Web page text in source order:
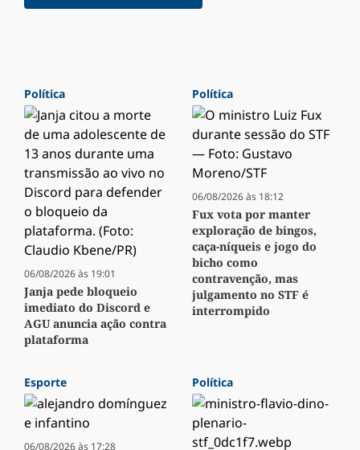
Política
06/08/2026 às 19:01
Janja pede bloqueio
imediato do Discord e
AGU anuncia ação contra
plataforma
Política
06/08/2026 às 18:12
Fux vota por manter
exploração de bingos,
caça-níqueis e jogo do
bicho como
contravenção, mas
julgamento no STF é
interrompido
Esporte
06/08/2026 às 17:28
Política